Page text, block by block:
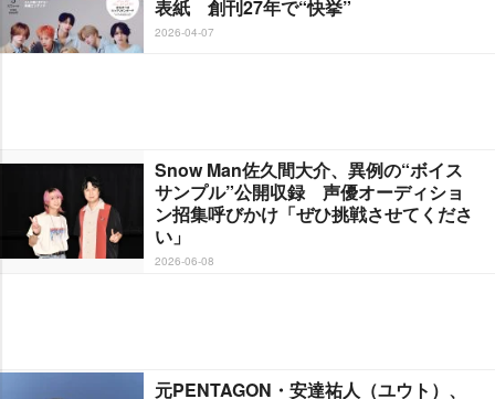
表紙 創刊27年で“快挙”
2026-04-07
Snow Man佐久間大介、異例の“ボイス
サンプル”公開収録 声優オーディショ
ン招集呼びかけ「ぜひ挑戦させてくださ
い」
2026-06-08
元PENTAGON・安達祐人（ユウト）、